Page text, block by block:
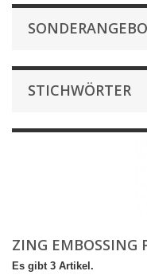
STICHWÖRTER
ZING EMBOSSING
Es gibt 3 Artikel.